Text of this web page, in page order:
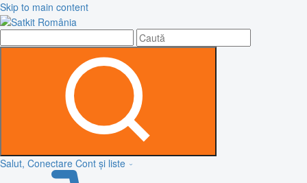
Skip to main content
Salut, Conectare Cont și liste